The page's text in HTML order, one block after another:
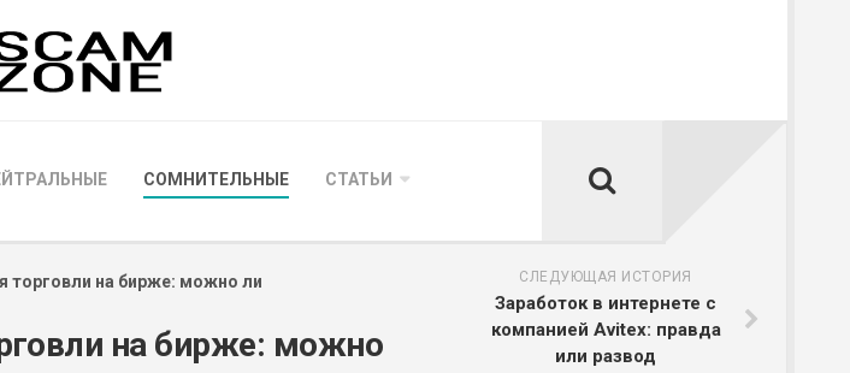
СОМНИТЕЛЬНЫЕ СТАТЬИ
торговли на бирже: можно ли
на бирже: можно
СЛЕДУЮЩАЯ ИСТОРИЯ
Заработок в интернете с
компанией Avitex: правда
или развод